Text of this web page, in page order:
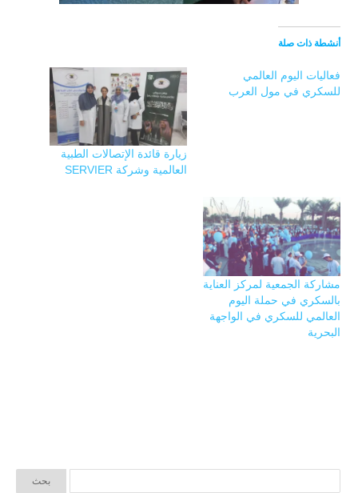
أنشطة ذات صلة
فعاليات اليوم العالمي
للسكري في مول العرب‏
زيارة قائدة الإتصالات الطبية
العالمية وشركة SERVIER
مشاركة الجمعية لمركز العناية
بالسكري في حملة اليوم
العالمي للسكري في الواجهة
البحرية